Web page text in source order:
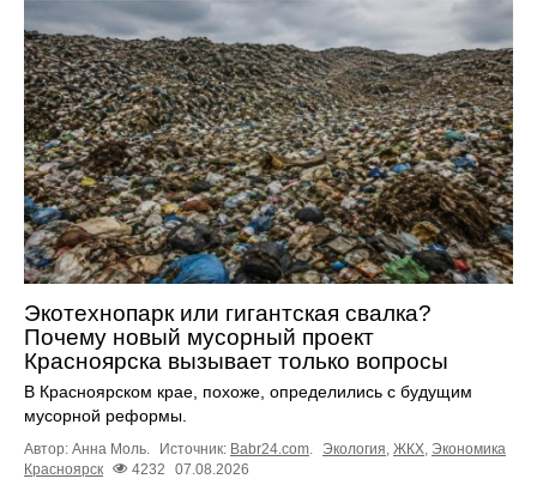
Экотехнопарк или гигантская свалка?
Почему новый мусорный проект
Красноярска вызывает только вопросы
В Красноярском крае, похоже, определились с будущим
мусорной реформы.
Автор: Анна Моль. Источник: Babr24.com Экология ЖКХ Экономика
Красноярск
4232 07.08.2026